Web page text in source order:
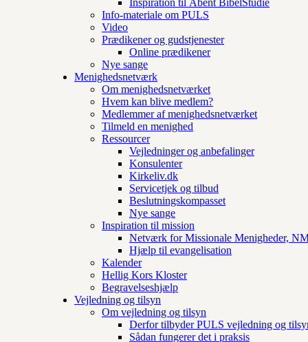
Inspiration til Åbent BibelStudie
Info-materiale om PULS
Video
Prædikener og gudstjenester
Online prædikener
Nye sange
Menighedsnetværk
Om menighedsnetværket
Hvem kan blive medlem?
Medlemmer af menighedsnetværket
Tilmeld en menighed
Ressourcer
Vejledninger og anbefalinger
Konsulenter
Kirkeliv.dk
Servicetjek og tilbud
Beslutningskompasset
Nye sange
Inspiration til mission
Netværk for Missionale Menigheder,
Hjælp til evangelisation
Kalender
Hellig Kors Kloster
Begravelseshjælp
Vejledning og tilsyn
Om vejledning og tilsyn
Derfor tilbyder PULS vejledning og
Sådan fungerer det i praksis